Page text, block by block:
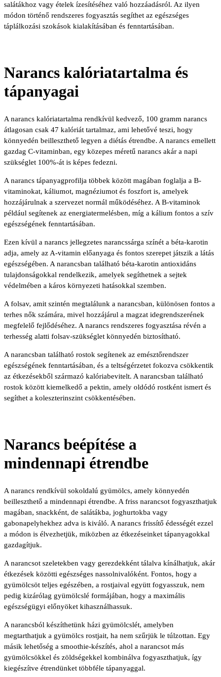
salátákhoz vagy ételek ízesítéséhez való hozzáadásról. Az ilyen
módon történő rendszeres fogyasztás segíthet az egészséges
táplálkozási szokások kialakításában és fenntartásában.
Narancs kalóriatartalma és
tápanyagai
A narancs kalóriatartalma rendkívül kedvező, 100 gramm narancs
átlagosan csak 47 kalóriát tartalmaz, ami lehetővé teszi, hogy
könnyedén beilleszthető legyen a diétás étrendbe. A narancs emellett
gazdag C-vitaminban, egy közepes méretű narancs akár a napi
szükséglet 100%-át is képes fedezni.
A narancs tápanyagprofilja többek között magában foglalja a B-
vitaminokat, káliumot, magnéziumot és foszfort is, amelyek
hozzájárulnak a szervezet normál működéséhez. A B-vitaminok
például segítenek az energiatermelésben, míg a kálium fontos a szív
egészségének fenntartásában.
Ezen kívül a narancs jellegzetes narancssárga színét a béta-karotin
adja, amely az A-vitamin előanyaga és fontos szerepet játszik a látás
egészségében. A narancsban található béta-karotin antioxidáns
tulajdonságokkal rendelkezik, amelyek segíthetnek a sejtek
védelmében a káros környezeti hatásokkal szemben.
A folsav, amit szintén megtalálunk a narancsban, különösen fontos a
terhes nők számára, mivel hozzájárul a magzat idegrendszerének
megfelelő fejlődéséhez. A narancs rendszeres fogyasztása révén a
terhesség alatti folsav-szükséglet könnyedén biztosítható.
A narancsban található rostok segítenek az emésztőrendszer
egészségének fenntartásában, és a teltségérzetet fokozva csökkentik
az étkezésekből származó kalóriabevitelt. A narancsban található
rostok között kiemelkedő a pektin, amely oldódó rostként ismert és
segíthet a koleszterinszint csökkentésében.
Narancs beépítése a
mindennapi étrendbe
A narancs rendkívül sokoldalú gyümölcs, amely könnyedén
beilleszthető a mindennapi étrendbe. A friss narancsot fogyaszthatjuk
magában, snackként, de salátákba, joghurtokba vagy
gabonapelyhekhez adva is kiváló. A narancs frissítő édességét ezzel
a módon is élvezhetjük, miközben az étkezéseinket tápanyagokkal
gazdagítjuk.
A narancsot szeletekben vagy gerezdekként tálalva kínálhatjuk, akár
étkezések közötti egészséges nassolnivalóként. Fontos, hogy a
gyümölcsöt teljes egészében, a rostjaival együtt fogyasszuk, nem
pedig kizárólag gyümölcslé formájában, hogy a maximális
egészségügyi előnyöket kihasználhassuk.
A narancsból készíthetünk házi gyümölcslét, amelyben
megtarthatjuk a gyümölcs rostjait, ha nem szűrjük le túlzottan. Egy
másik lehetőség a smoothie-készítés, ahol a narancsot más
gyümölcsökkel és zöldségekkel kombinálva fogyaszthatjuk, így
kiegészítve étrendünket többféle tápanyaggal.